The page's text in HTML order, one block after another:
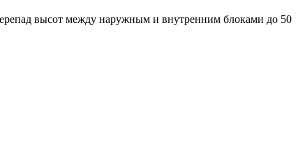
высот между наружным и внутренним блоками до 50